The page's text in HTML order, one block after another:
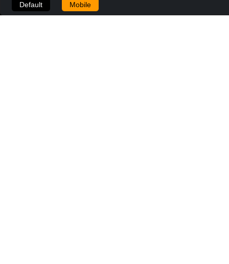
Default Mobile